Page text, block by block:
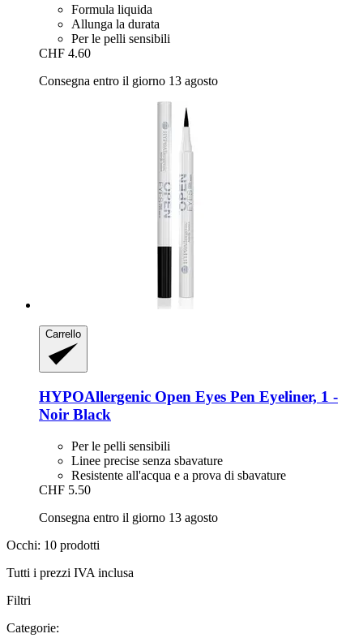
Formula liquida
Allunga la durata
Per le pelli sensibili
CHF 4.60
Consegna entro il giorno 13 agosto
Carrello
HYPOAllergenic Open Eyes Pen Eyeliner, 1 -​
Noir Black
Per le pelli sensibili
Linee precise senza sbavature
Resistente all'acqua e a prova di sbavature
CHF 5.50
Consegna entro il giorno 13 agosto
Occhi: 10 prodotti
Tutti i prezzi IVA inclusa
Filtri
Categorie: